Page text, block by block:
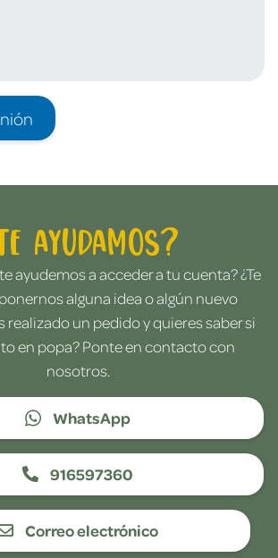
ayudamos?
ayudemos a acceder a tu cuenta? ¿Te
alguna idea o algún nuevo
realizado un pedido y quieres saber si
en popa? Ponte en contacto con
nosotros.
WhatsApp
916597360
Correo electrónico